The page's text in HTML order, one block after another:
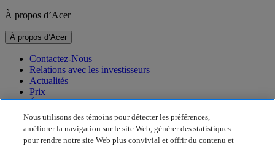
À propos d’Acer
À propos d’Acer
Contactez-Nous
Relations avec les investisseurs
Actualités
Prix
Événements
Durabilité
Nous utilisons des témoins pour détecter les préférences,
améliorer la navigation sur le site Web, générer des statistiques
pour rendre notre site Web plus convivial et offrir du contenu et